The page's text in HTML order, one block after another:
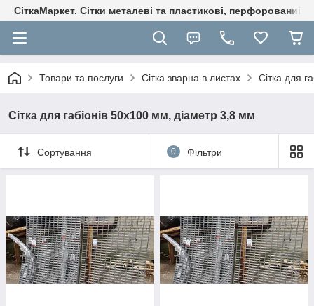
СіткаМаркет. Cітки металеві та пластикові, перфорований
Товари та послуги Сітка зварна в листах Сітка для
Сітка для габіонів 50х100 мм, діаметр 3,8 мм
Сортування 0 Фільтри